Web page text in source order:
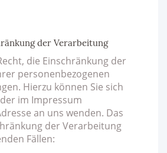
der Verarbeitung
die Einschränkung der
personenbezogenen
Hierzu können Sie sich
im Impressum
an uns wenden. Das
der Verarbeitung
Fällen: